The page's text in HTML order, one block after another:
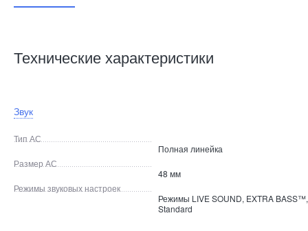
Технические характеристики
Звук
Тип АС
Полная линейка
Размер АС
48 мм
Режимы звуковых настроек
Режимы LIVE SOUND, EXTRA BASS™,
Standard